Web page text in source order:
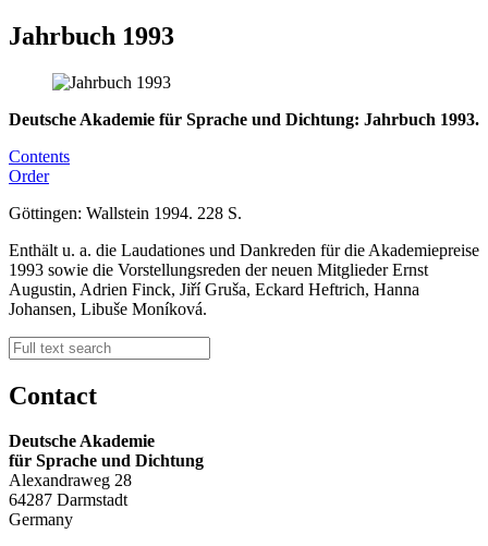
Jahrbuch 1993
Deutsche Akademie für Sprache und Dichtung: Jahrbuch 1993.
Contents
Order
Göttingen: Wallstein 1994. 228 S.
Enthält u. a. die Laudationes und Dankreden für die Akademiepreise
1993 sowie die Vorstellungsreden der neuen Mitglieder Ernst
Augustin, Adrien Finck, Jiří Gruša, Eckard Heftrich, Hanna
Johansen, Libuše Moníková.
Contact
Deutsche Akademie
für Sprache und Dichtung
Alexandraweg 28
64287 Darmstadt
Germany